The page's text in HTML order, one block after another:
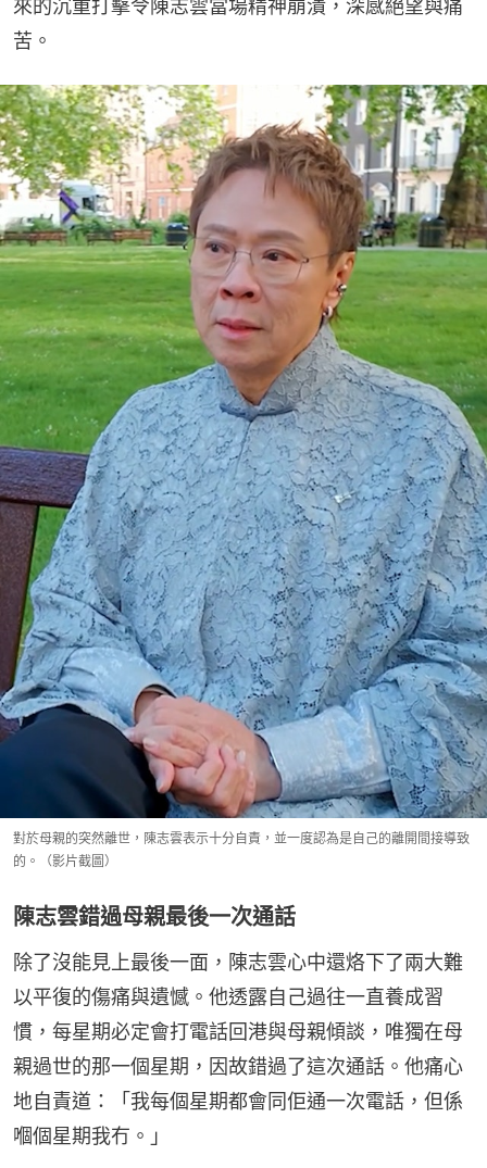
來的沉重打擊令陳志雲當場精神崩潰，深感絕望與痛
苦。
對於母親的突然離世，陳志雲表示十分自責，並一度認為是自己的離開間接導致
的。（影片截圖）
陳志雲錯過母親最後一次通話
除了沒能見上最後一面，陳志雲心中還烙下了兩大難
以平復的傷痛與遺憾。他透露自己過往一直養成習
慣，每星期必定會打電話回港與母親傾談，唯獨在母
親過世的那一個星期，因故錯過了這次通話。他痛心
地自責道：「我每個星期都會同佢通一次電話，但係
嗰個星期我冇。」